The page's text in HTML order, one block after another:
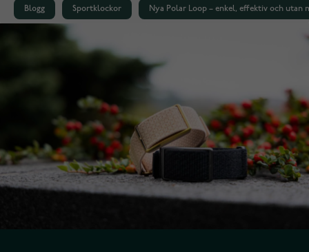
Blogg Sportklockor Nya Polar Loop – enkel, effektiv och utan